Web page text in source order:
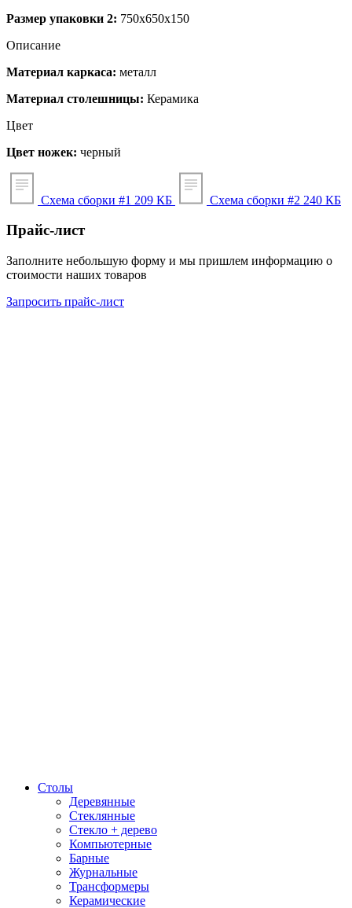
Размер упаковки 2: 750x650x150
Описание
Материал каркаса: металл
Материал столешницы: Керамика
Цвет
Цвет ножек: черный
Схема сборки #1 209 КБ Схема сборки #2 240 КБ
Прайс-лист
Заполните небольшую форму и мы пришлем информацию о
стоимости наших товаров
Запросить прайс-лист
Столы
Деревянные
Стеклянные
Стекло + дерево
Компьютерные
Барные
Журнальные
Трансформеры
Керамические